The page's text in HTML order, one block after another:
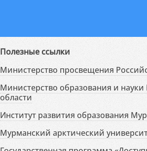
Полезные ссылки
Министерство просвещения
Министерство образования и
области
Институт развития образования
Мурманский арктический